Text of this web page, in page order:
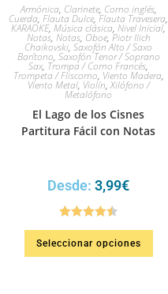
Armónica, Clarinete, Corno inglés,
Cuerda, Flauta Dulce, Flauta Travesera,
KARAOKE, Música clásica, Nivel Inicial,
Notas, Notas, Oboe, Piotr Ilich
Chaikovski, Saxofón Alto / Saxo
Barítono, Saxofón Tenor / Soprano
Sax, Trompa / Corno Francés,
Trompeta / Fliscorno, Viento Madera,
Viento Metal, Violín,Xilófono /
Metalófono
El Lago de los Cisnes
Partitura Fácil con Notas
Desde: 3,99€
Valorado
en4.50 de
Seleccionar opciones